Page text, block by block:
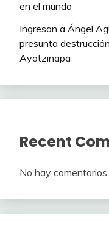
en el mundo
Ingresan a Ángel
presunta
Ayotzinapa
Recent
No hay comentarios